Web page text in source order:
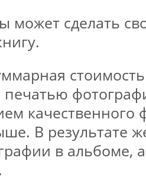
может сделать
печатью
качественного
В результате
в альбоме,